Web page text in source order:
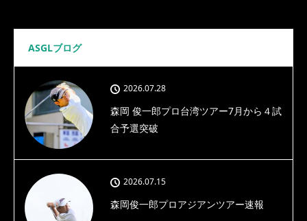
ASGLブログ
2026.07.28
森岡 俊一郎プロ台湾ツアー7月から４試
合予選突破
2026.07.15
森岡俊一郎プロアジアンツアー速報